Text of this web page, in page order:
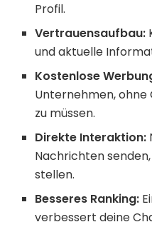
Profil.
Vertrauensaufbau:
und aktuelle
Kostenlose
Unternehmen, ohne
zu müssen.
Direkte Interaktion:
Nachrichten
stellen.
Besseres Ranking:
verbessert deine